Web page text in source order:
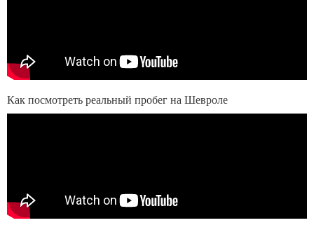
Как посмотреть реальный пробег на Шевроле